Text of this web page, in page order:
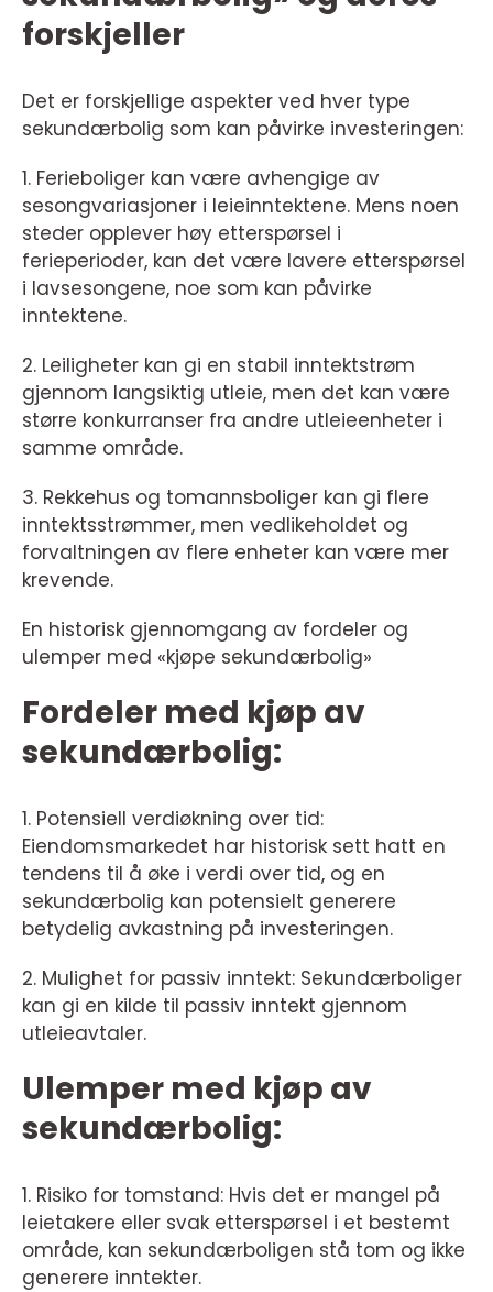
forskjeller
Det er forskjellige aspekter ved hver type
sekundærbolig som kan påvirke investeringen:
1. Ferieboliger kan være avhengige av
sesongvariasjoner i leieinntektene. Mens noen
steder opplever høy etterspørsel i
ferieperioder, kan det være lavere etterspørsel
i lavsesongene, noe som kan påvirke
inntektene.
2. Leiligheter kan gi en stabil inntektstrøm
gjennom langsiktig utleie, men det kan være
større konkurranser fra andre utleieenheter i
samme område.
3. Rekkehus og tomannsboliger kan gi flere
inntektsstrømmer, men vedlikeholdet og
forvaltningen av flere enheter kan være mer
krevende.
En historisk gjennomgang av fordeler og
ulemper med «kjøpe sekundærbolig»
Fordeler med kjøp av
sekundærbolig:
1. Potensiell verdiøkning over tid:
Eiendomsmarkedet har historisk sett hatt en
tendens til å øke i verdi over tid, og en
sekundærbolig kan potensielt generere
betydelig avkastning på investeringen.
2. Mulighet for passiv inntekt: Sekundærboliger
kan gi en kilde til passiv inntekt gjennom
utleieavtaler.
Ulemper med kjøp av
sekundærbolig:
1. Risiko for tomstand: Hvis det er mangel på
leietakere eller svak etterspørsel i et bestemt
område, kan sekundærboligen stå tom og ikke
generere inntekter.